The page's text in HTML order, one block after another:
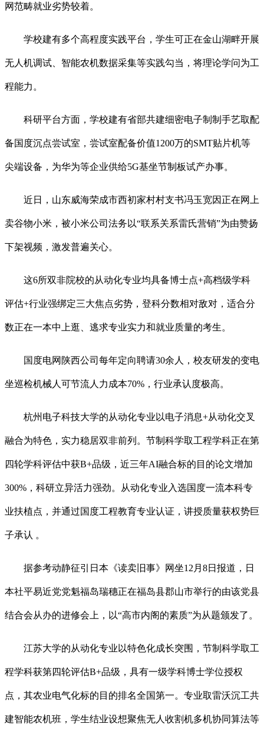
网范畴就业劣势较着。
学校建有多个高程度实践平台，学生可正在金山湖畔开展
无人机调试、智能农机数据采集等实践勾当，将理论学问为工
程能力。
科研平台方面，学校建有省部共建细密电子制制手艺取配
备国度沉点尝试室，尝试室配备价值1200万的SMT贴片机等
尖端设备，为华为等企业供给5G基坐节制板试产办事。
近日，山东威海荣成市西初家村村支书冯玉宽因正在网上
卖谷物小米，被小米公司法务以“联系关系雷氏营销”为由赞扬
下架视频，激发普遍关心。
这6所双非院校的从动化专业均具备博士点+高档级学科
评估+行业强绑定三大焦点劣势，登科分数相对敌对，适合分
数正在一本中上逛、逃求专业实力和就业质量的考生。
国度电网陕西公司每年定向聘请30余人，校友研发的变电
坐巡检机械人可节流人力成本70%，行业承认度极高。
杭州电子科技大学的从动化专业以电子消息+从动化交叉
融合为特色，实力稳居双非前列。节制科学取工程学科正在第
四轮学科评估中获B+品级，近三年AI融合标的目的论文增加
300%，科研立异活力强劲。从动化专业入选国度一流本科专
业扶植点，并通过国度工程教育专业认证，讲授质量获权势巨
子承认 。
据参考动静征引日本《读卖旧事》网坐12月8日报道，日
本社平易近党党魁福岛瑞穗正在福岛县郡山市举行的由该党县
结合会从办的进修会上，以“高市内阁的素质”为从题颁发了。
江苏大学的从动化专业以特色化成长突围，节制科学取工
程学科获第四轮评估B+品级，具有一级学科博士学位授权
点，其农业电气化标的目的排名全国第一。专业取雷沃沉工共
建智能农机班，学生结业设想聚焦无人收割机多机协同算法等